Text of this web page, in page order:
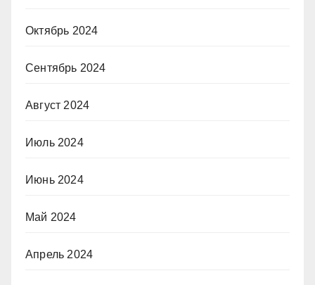
Октябрь 2024
Сентябрь 2024
Август 2024
Июль 2024
Июнь 2024
Май 2024
Апрель 2024